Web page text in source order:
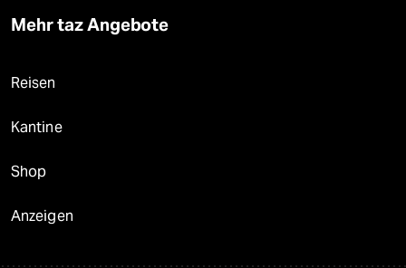
Mehr taz Angebote
Reisen
Kantine
Shop
Anzeigen